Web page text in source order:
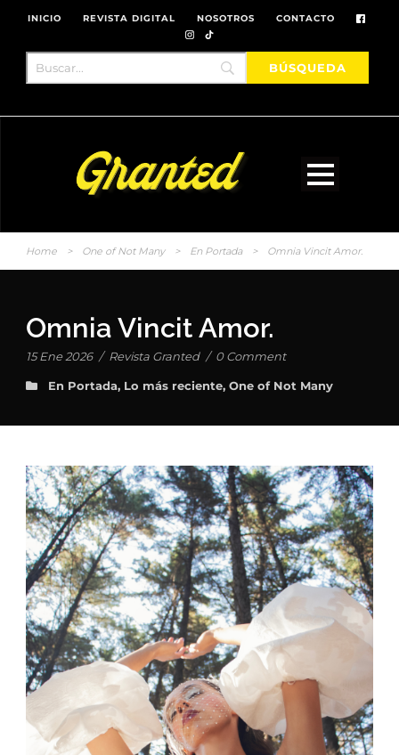
INICIO REVISTA DIGITAL NOSOTROS CONTACTO
Home > One of Not Many > En Portada > Omnia Vincit Amor.
Omnia Vincit Amor.
15 Ene 2026 / Revista Granted / 0 Comment
En Portada, Lo más reciente, One of Not Many